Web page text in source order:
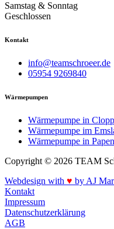
Samstag & Sonntag
Geschlossen
Kontakt
info@teamschroeer.de
05954 9269840
Wärmepumpen
Wärmepumpe in
Wärmepumpe im
Wärmepumpe in
Copyright © 2026 TEAM
Webdesign with ♥ by AJ
Kontakt
Impressum
Datenschutzerklärung
AGB